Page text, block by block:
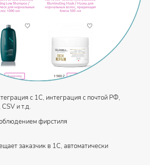
с 1С, интеграция с почтой РФ,
и т.д.
фирстиля
заказчик в 1С, автоматически